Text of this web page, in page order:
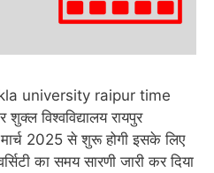
university raipur time
विश्वविद्यालय रायपुर
1 मार्च 2025 से शुरू होगी इसके लिए
का समय सारणी जारी कर दिया